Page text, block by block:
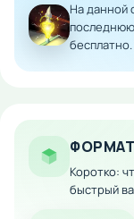
ошибочный удар
необходимости
Особенности
разрушения
На данной
бесплатно.
Коротко:
быстрый